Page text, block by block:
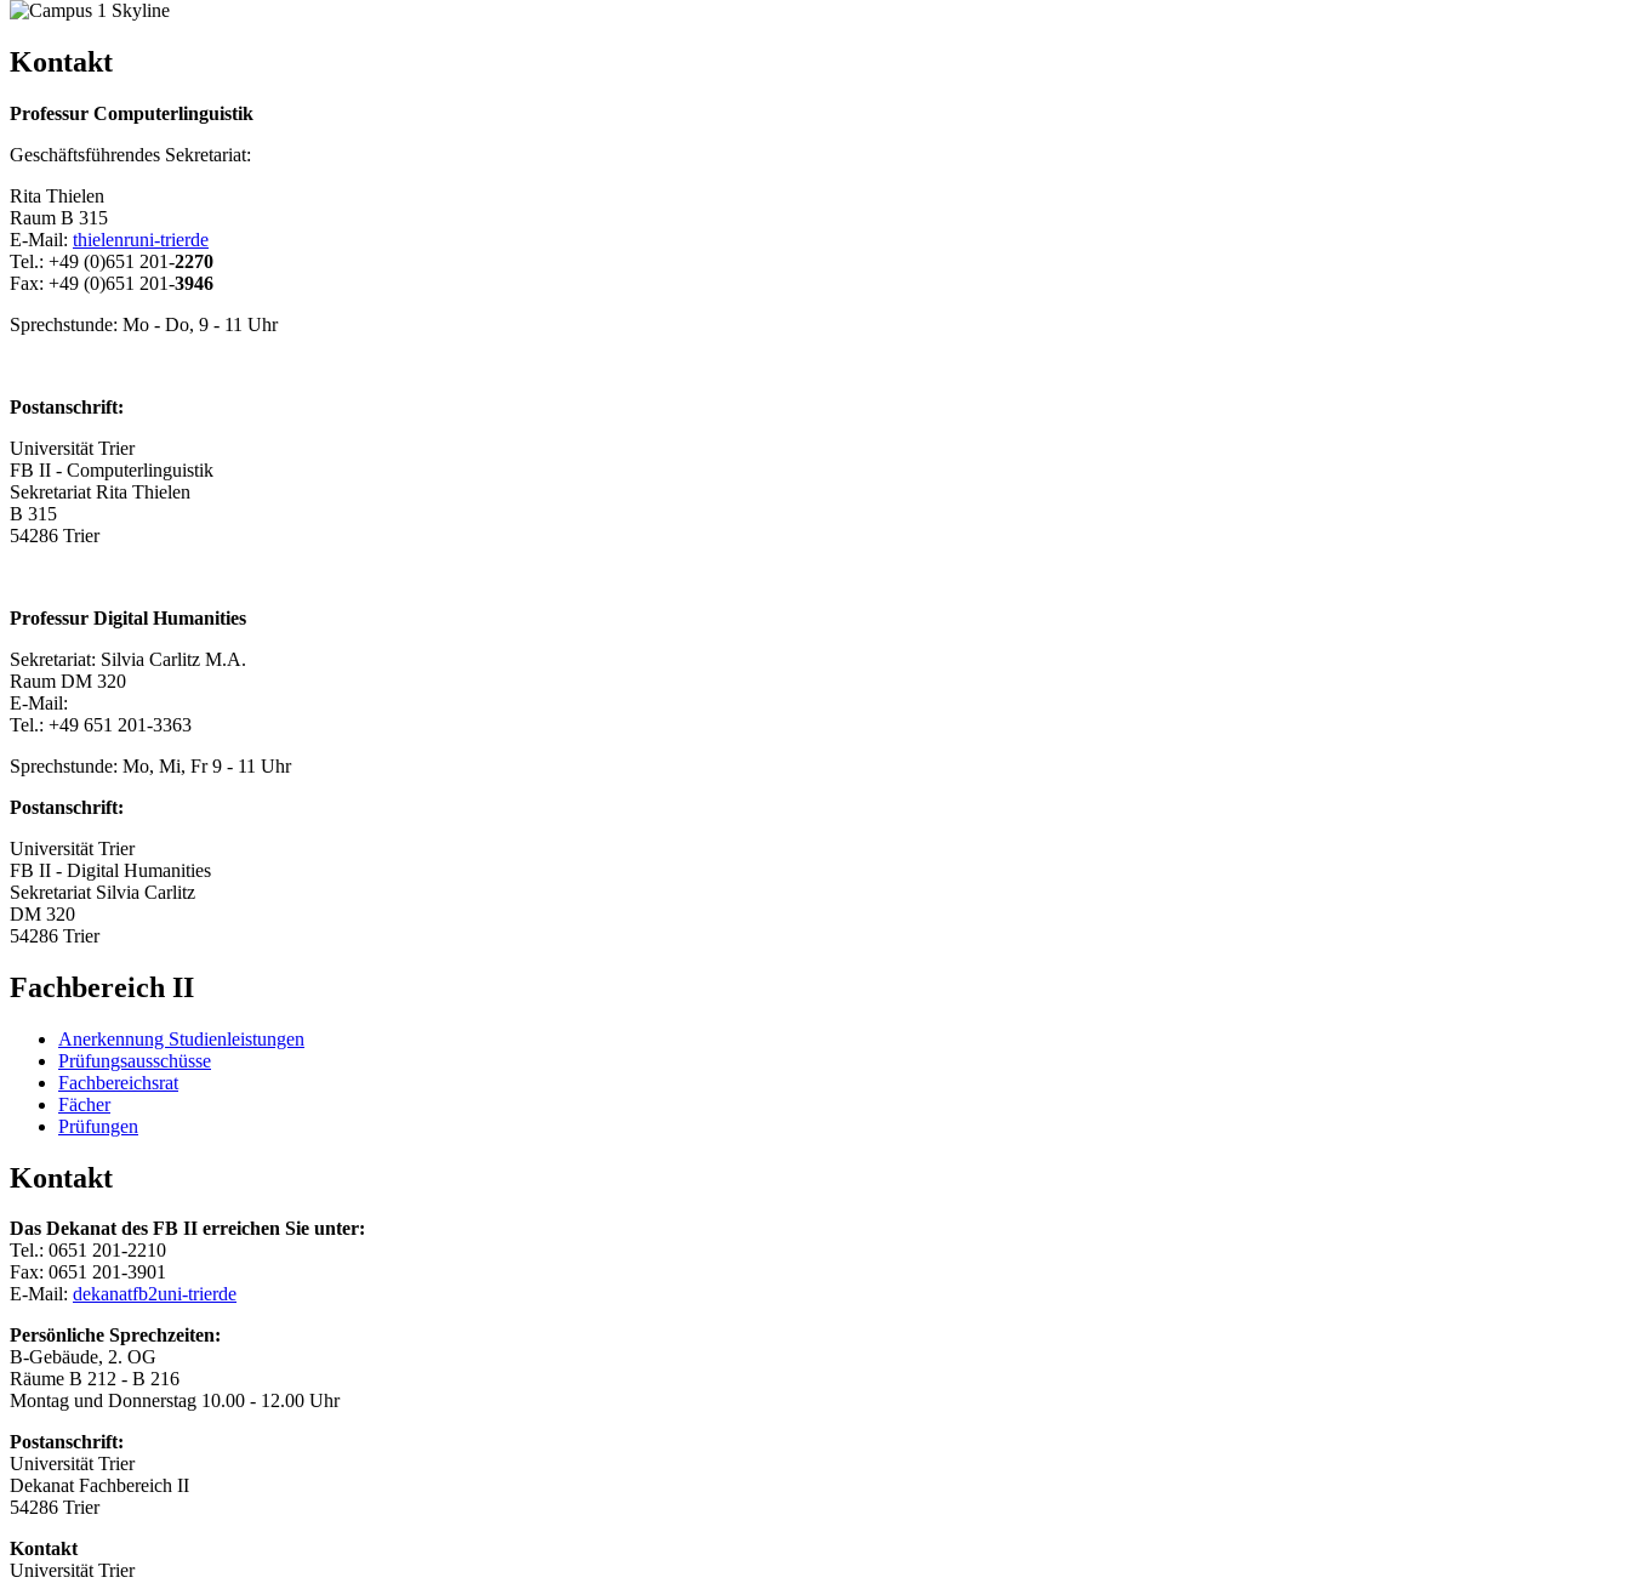
Kontakt
Professur Computerlinguistik
Geschäftsführendes Sekretariat:
Rita Thielen
Raum B 315
E-Mail: thielenruni-trierde
Tel.: +49 (0)651 201-2270
Fax: +49 (0)651 201-3946
Sprechstunde: Mo - Do, 9 - 11 Uhr
Postanschrift:
Universität Trier
FB II - Computerlinguistik
Sekretariat Rita Thielen
B 315
54286 Trier
Professur Digital Humanities
Sekretariat: Silvia Carlitz M.A.
Raum DM 320
E-Mail:
Tel.: +49 651 201-3363
Sprechstunde: Mo, Mi, Fr 9 - 11 Uhr
Postanschrift:
Universität Trier
FB II - Digital Humanities
Sekretariat Silvia Carlitz
DM 320
54286 Trier
Fachbereich II
Anerkennung Studienleistungen
Prüfungsausschüsse
Fachbereichsrat
Fächer
Prüfungen
Kontakt
Das Dekanat des FB II erreichen Sie unter:
Tel.: 0651 201-2210
Fax: 0651 201-3901
E-Mail: dekanatfb2uni-trierde
Persönliche Sprechzeiten:
B-Gebäude, 2. OG
Räume B 212 - B 216
Montag und Donnerstag 10.00 - 12.00 Uhr
Postanschrift:
Universität Trier
Dekanat Fachbereich II
54286 Trier
Kontakt
Universität Trier